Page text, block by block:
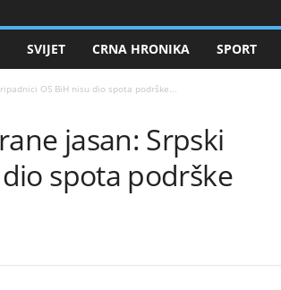
SVIJET CRNA HRONIKA SPORT
OS BiH nisu dio spota podrške...
jasan: Srpski
spota podrške